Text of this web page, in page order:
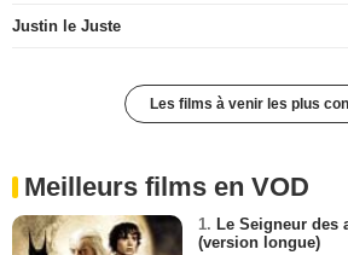
Justin le Juste
Les films à venir les plus
Meilleurs films en VOD
1. Le Seigneur des
(version longue)